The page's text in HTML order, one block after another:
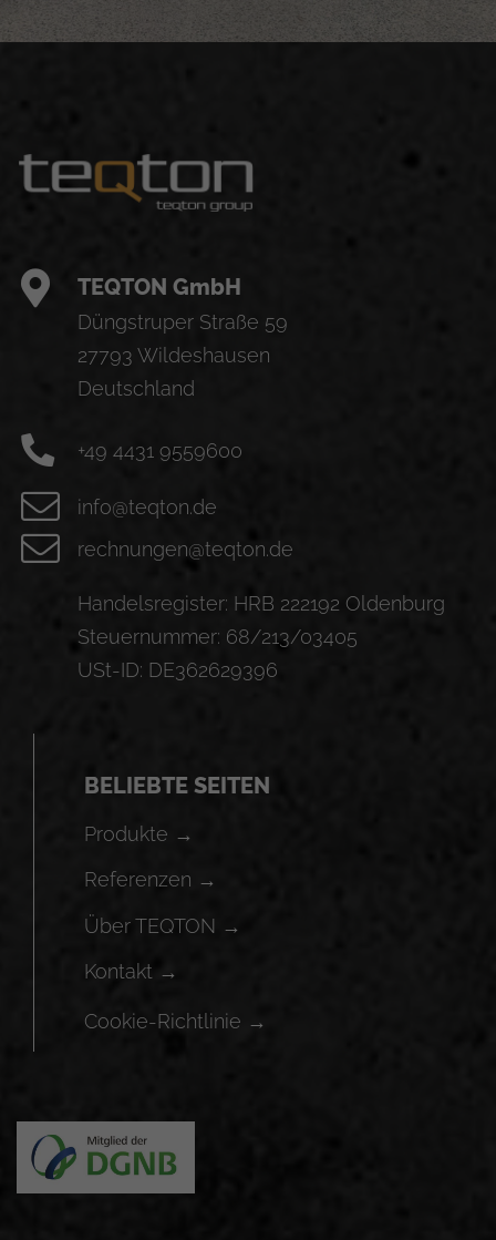
TEQTON GmbH
Düngstruper Straße 59
27793 Wildeshausen
Deutschland
+49 4431 9559600
info@teqton.de
rechnungen@teqton.de
Handelsregister: HRB 222192 Oldenburg
Steuernummer: 68/213/03405
USt-ID: DE362629396
BELIEBTE SEITEN
Produkte →
Referenzen →
Über TEQTON →
Kontakt →
Cookie-Richtlinie →